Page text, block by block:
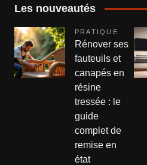
Les nouveautés
PRATIQUE
Rénover ses
fauteuils et
canapés en
résine
tressée : le
guide
complet de
remise en
état